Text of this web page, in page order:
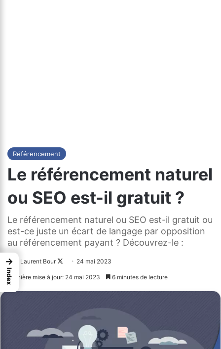
Référencement
Le référencement naturel
ou SEO est-il gratuit ?
Le référencement naturel ou SEO est-il gratuit ou
est-ce juste un écart de langage par opposition
au référencement payant ? Découvrez-le :
Laurent Bour
Follow24 mai 2023
Dernière mise à jour: 24 mai 2023 6 minutes de lecture
→
Index